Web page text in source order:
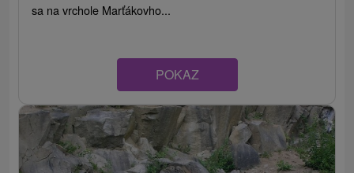
sa na vrchole Marťákovho...
POKAZ